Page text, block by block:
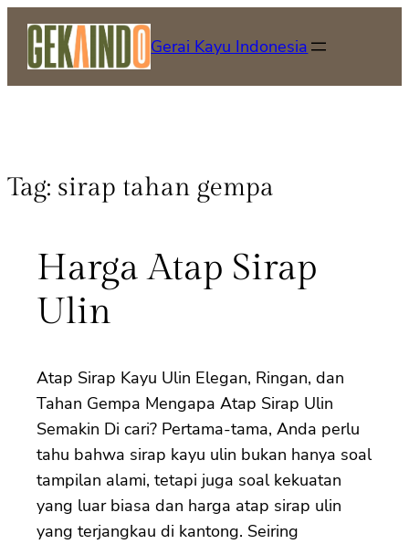
Gerai Kayu Indonesia
Tag: sirap tahan gempa
Harga Atap Sirap
Ulin
Atap Sirap Kayu Ulin Elegan, Ringan, dan
Tahan Gempa Mengapa Atap Sirap Ulin
Semakin Di cari? Pertama-tama, Anda perlu
tahu bahwa sirap kayu ulin bukan hanya soal
tampilan alami, tetapi juga soal kekuatan
yang luar biasa dan harga atap sirap ulin
yang terjangkau di kantong. Seiring